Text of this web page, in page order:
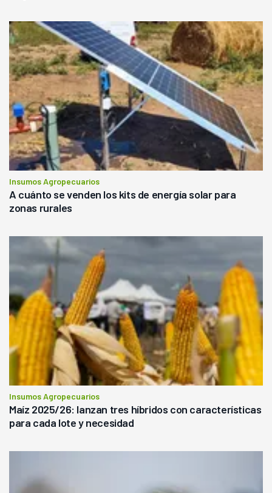
Insumos Agropecuarios
A cuánto se venden los kits de energía solar para
zonas rurales
Insumos Agropecuarios
Maíz 2025/26: lanzan tres híbridos con características
para cada lote y necesidad